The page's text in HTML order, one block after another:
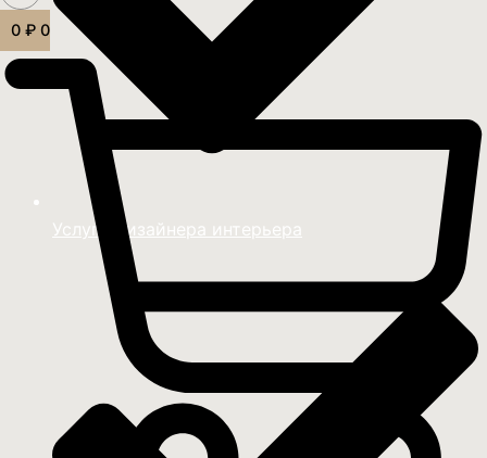
0 ₽ 0
Услуги дизайнера интерьера